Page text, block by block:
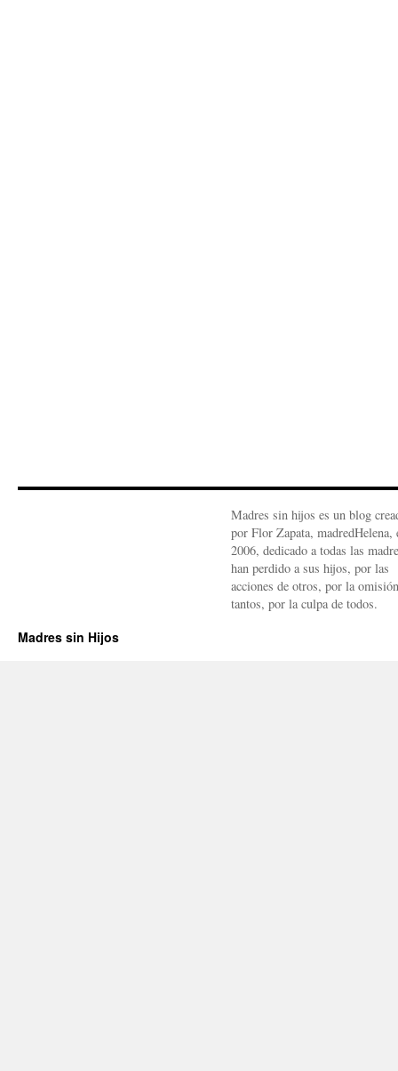
Madres sin hijos es un blog
por Flor Zapata, madredHelena,
2006, dedicado a todas las
han perdido a sus hijos, por las
acciones de otros, por la
tantos, por la culpa de todos.
Madres sin Hijos